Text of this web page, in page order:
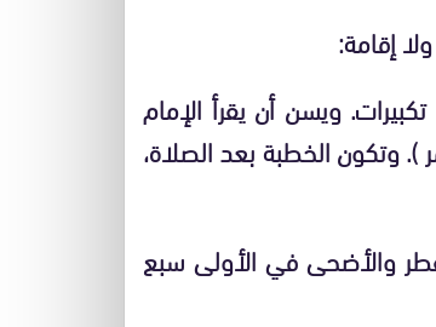
إقامة:
ويسن أن يقرأ الإمام
وتكون الخطبة بعد الصلاة،
والأضحى في الأولى سبع